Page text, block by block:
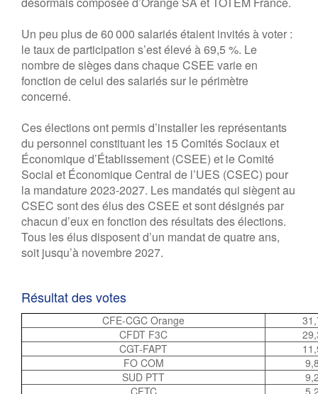
Un peu plus de 60 000 salariés étaient invités à voter :
le taux de participation s’est élevé à 69,5 %. Le
nombre de sièges dans chaque CSEE varie en
fonction de celui des salariés sur le périmètre
concerné.
Ces élections ont permis d’installer les représentants
du personnel constituant les 15 Comités Sociaux et
Économique d’Établissement (CSEE) et le Comité
Social et Économique Central de l’UES (CSEC) pour
la mandature 2023-2027. Les mandatés qui siègent au
CSEC sont des élus des CSEE et sont désignés par
chacun d’eux en fonction des résultats des élections.
Tous les élus disposent d’un mandat de quatre ans,
soit jusqu’à novembre 2027.
Résultat des votes
CFE-CGC Orange
CFDT F3C
CGT-FAPT
FO COM
SUD PTT
CFTC